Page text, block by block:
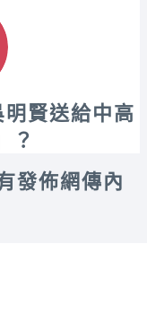
賢送給中高
？
發佈網傳內